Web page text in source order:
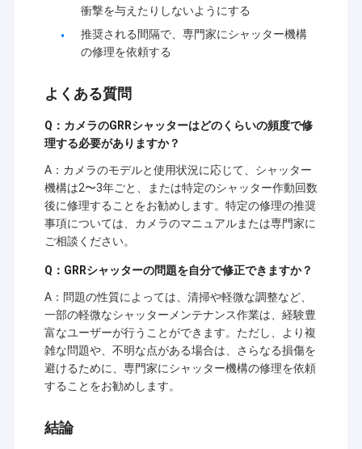
ホーム
製品
ビデオ
VRショー
衝撃を与えたりしないようにする
推奨される間隔で、専門家にシャッター機構
の修理を依頼する
よくある質問
Q：カメラのGRRシャッターはどのくらいの頻度で修
理する必要がありますか？
A：カメラのモデルと使用状況に応じて、シャッター
機構は2〜3年ごと、または特定のシャッター作動回数
後に修理することをお勧めします。特定の修理の推奨
事項については、カメラのマニュアルまたは専門家に
ご相談ください。
Q：GRRシャッターの問題を自分で修正できますか？
A：問題の性質によっては、清掃や軽微な調整など、
一部の軽微なシャッターメンテナンス作業は、経験豊
富なユーザーが行うことができます。ただし、より複
雑な問題や、不明な点がある場合は、さらなる損傷を
避けるために、専門家にシャッター機構の修理を依頼
することをお勧めします。
結論
シンセンSinoseenの技術Co.、株式会社は2009年3月に確立され
た。終わる十年のために、Sinoseenは設計および開発の製造業か
らのさまざまなOEM/ODMによってカスタマイズされるCMOSの
画像処理の解決を顧客に与えることに専用されていたアフターセ